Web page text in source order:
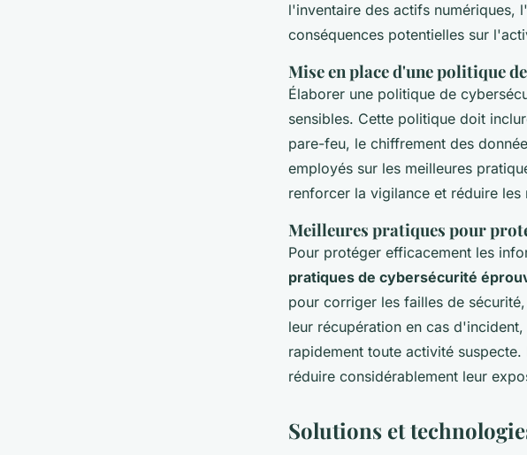
l'inventaire des actifs numériques,
conséquences potentielles sur
Mise en place d'une politique
Élaborer une politique de
sensibles. Cette politique doit
pare-feu, le chiffrement des
employés sur les meilleures
renforcer la vigilance et réduire les
Meilleures pratiques pour
Pour protéger efficacement les
pratiques de cybersécurité
pour corriger les failles de
leur récupération en cas
rapidement toute activité
réduire considérablement leur
Solutions et